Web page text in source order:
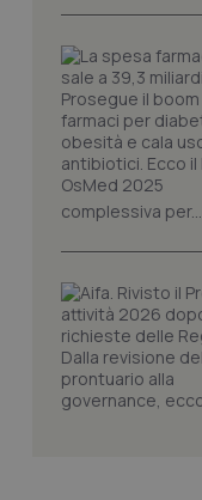
complessiva per...